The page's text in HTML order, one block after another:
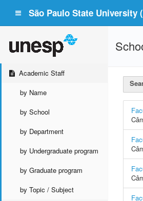
São Paulo State University
Academic Staff
by Name
by School
by Department
by Undergraduate program
by Graduate program
by Topic / Subject